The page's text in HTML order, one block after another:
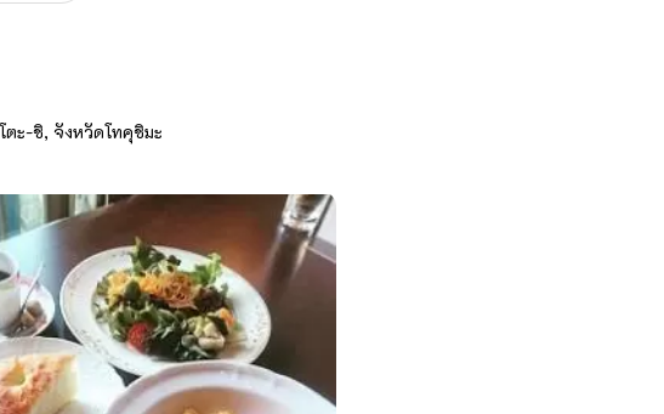
ะ-ชิ, จังหวัดโทคุชิมะ